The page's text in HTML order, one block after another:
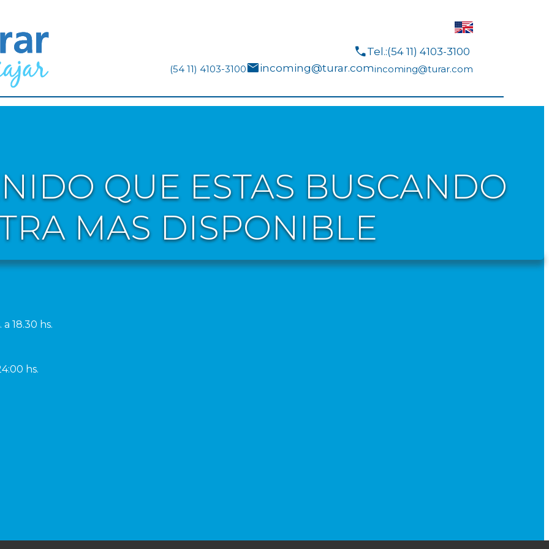
callTel.:(54 11) 4103-3100
(54 11) 4103-3100mailincoming@turar.comincoming@turar.com
QUE ESTAS BUSCANDO
MAS DISPONIBLE
18.30 hs.
hs.